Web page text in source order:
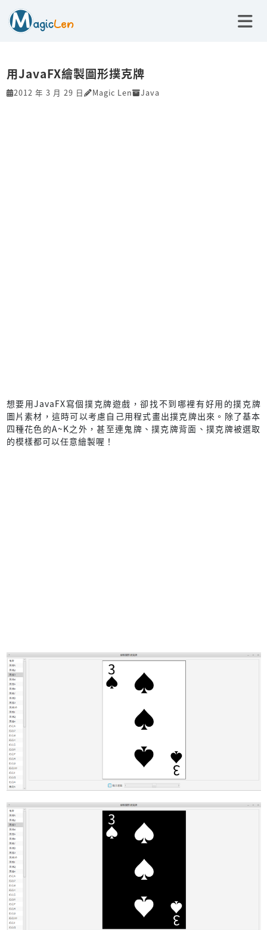
用JavaFX繪製圖形撲克牌
2012 年 3 月 29 日 Magic Len Java
想要用JavaFX寫個撲克牌遊戲，卻找不到哪裡有好用的撲克牌
圖片素材，這時可以考慮自己用程式畫出撲克牌出來。除了基本
四種花色的A~K之外，甚至連鬼牌、撲克牌背面、撲克牌被選取
的模樣都可以任意繪製喔！